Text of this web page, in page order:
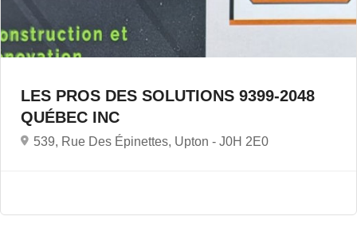
LES PROS DES SOLUTIONS 9399-2048
QUÉBEC INC
539, Rue Des Épinettes, Upton - J0H 2E0